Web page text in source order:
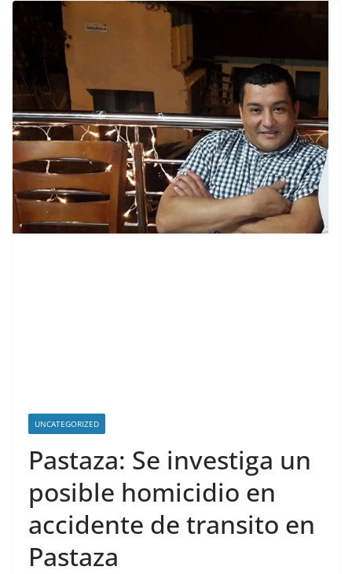
UNCATEGORIZED
Pastaza: Se investiga un
posible homicidio en
accidente de transito en
Pastaza